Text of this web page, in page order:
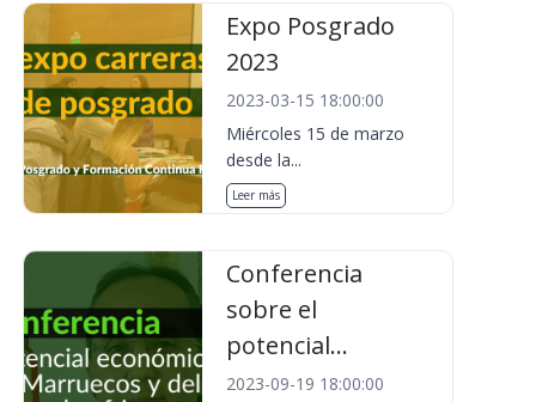
Expo Posgrado
2023
2023-03-15 18:00:00
Miércoles 15 de marzo
desde la...
Leer más
Conferencia
sobre el
potencial...
2023-09-19 18:00:00